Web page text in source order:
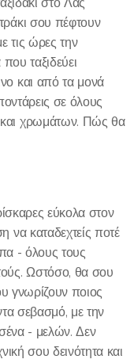
σου πέφτουν
τις ώρες την
ταξιδεύει
και από τα μονά
σε όλους
χρωμάτων. Πώς θα
εύκολα στον
να καταδεχτείς ποτέ
- όλους τους
Ωστόσο, θα σου
γνωρίζουν ποιος
σεβασμό, με την
- μελών. Δεν
σου δεινότητα και